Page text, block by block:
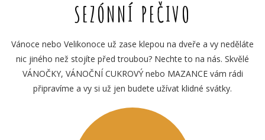
SEZÓNNÍ PEČIVO
Vánoce nebo Velikonoce už zase klepou na dveře a vy neděláte
nic jiného než stojíte před troubou? Nechte to na nás. Skvělé
VÁNOČKY, VÁNOČNÍ CUKROVÝ nebo MAZANCE vám rádi
připravíme a vy si už jen budete užívat klidné svátky.